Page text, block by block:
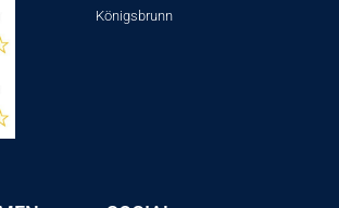
Königsbrunn